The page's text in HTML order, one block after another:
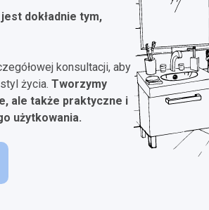
dokładnie tym,
konsultacji, aby
życia. Tworzymy
ale także praktyczne i
użytkowania.